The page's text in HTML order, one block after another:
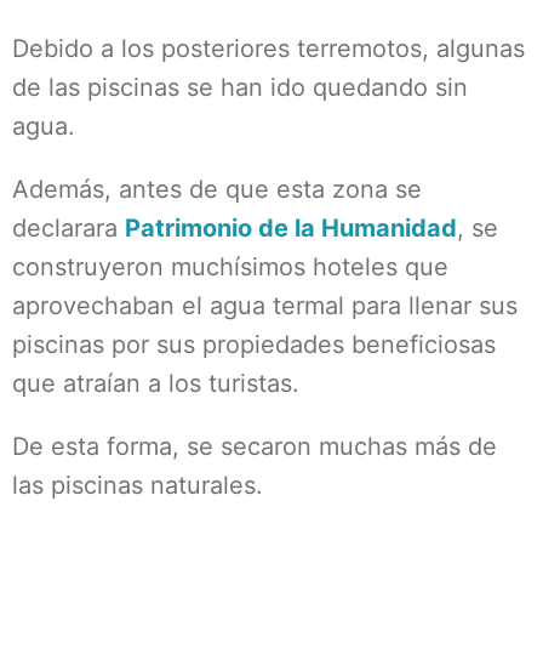
Debido a los posteriores terremotos, algunas
de las piscinas se han ido quedando sin
agua.
Además, antes de que esta zona se
declarara Patrimonio de la Humanidad, se
construyeron muchísimos hoteles que
aprovechaban el agua termal para llenar sus
piscinas por sus propiedades beneficiosas
que atraían a los turistas.
De esta forma, se secaron muchas más de
las piscinas naturales.